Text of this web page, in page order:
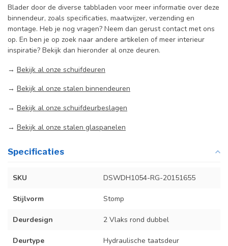
Blader door de diverse tabbladen voor meer informatie over deze
binnendeur, zoals specificaties, maatwijzer, verzending en
montage. Heb je nog vragen? Neem dan gerust contact met ons
op. En ben je op zoek naar andere artikelen of meer interieur
inspiratie? Bekijk dan hieronder al onze deuren.
→ Bekijk al onze schuifdeuren
→ Bekijk al onze stalen binnendeuren
→ Bekijk al onze schuifdeurbeslagen
→ Bekijk al onze stalen glaspanelen
Specificaties
SKU DSWDH1054-RG-20151655
Stijlvorm Stomp
Deurdesign 2 Vlaks rond dubbel
Deurtype Hydraulische taatsdeur